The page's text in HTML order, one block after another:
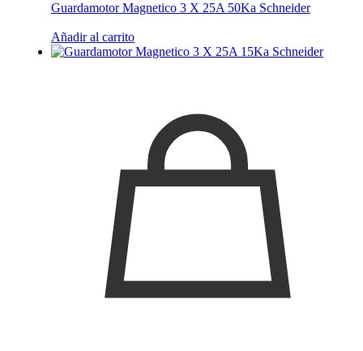
Guardamotor Magnetico 3 X 25A 50Ka Schneider
Añadir al carrito